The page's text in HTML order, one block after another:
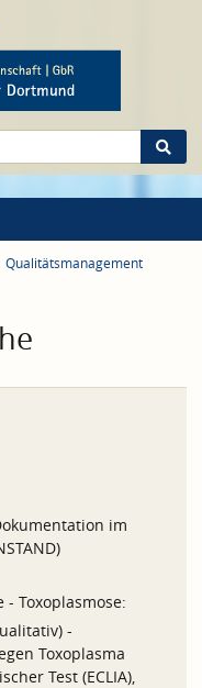
Qualitätsmanagement
im
Toxoplasmose:
-
Toxoplasma
Test (ECLIA),